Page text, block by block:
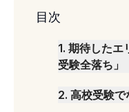
目次
1. 期待したエ
受験全落ち」
2. 高校受験で